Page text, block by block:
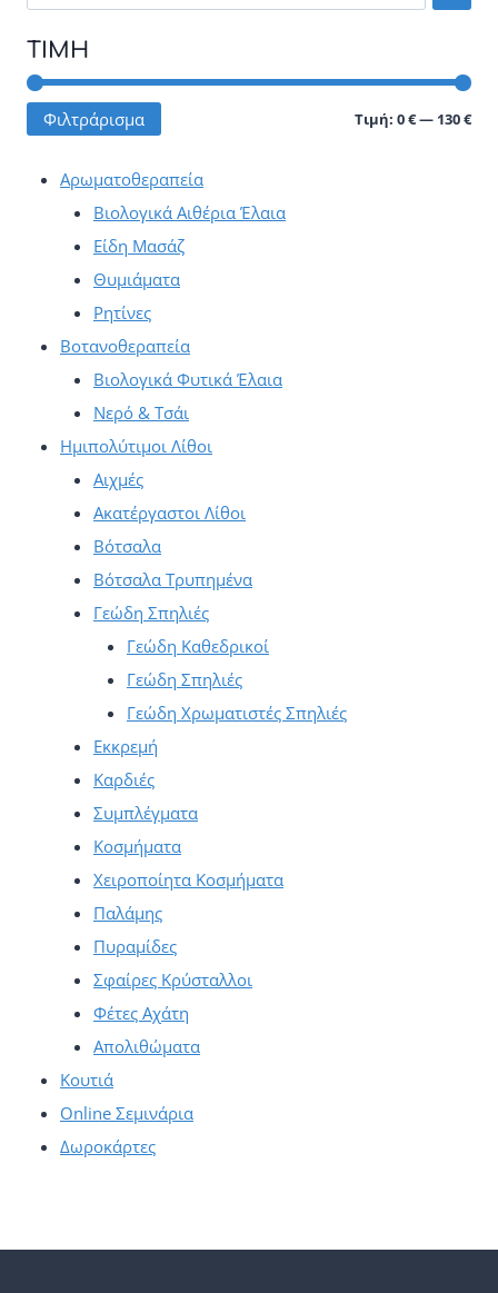
ΤΙΜΉ
Φιλτράρισμα Τιμή: 0 €— 130 €
Αρωματοθεραπεία
Βιολογικά Αιθέρια Έλαια
Είδη Μασάζ
Θυμιάματα
Ρητίνες
Βοτανοθεραπεία
Βιολογικά Φυτικά Έλαια
Νερό & Τσάι
Ημιπολύτιμοι Λίθοι
Αιχμές
Ακατέργαστοι Λίθοι
Βότσαλα
Βότσαλα Τρυπημένα
Γεώδη Σπηλιές
Γεώδη Καθεδρικοί
Γεώδη Σπηλιές
Γεώδη Χρωματιστές Σπηλιές
Εκκρεμή
Καρδιές
Συμπλέγματα
Κοσμήματα
Χειροποίητα Κοσμήματα
Παλάμης
Πυραμίδες
Σφαίρες Κρύσταλλοι
Φέτες Αχάτη
Απολιθώματα
Κουτιά
Online Σεμινάρια
Δωροκάρτες